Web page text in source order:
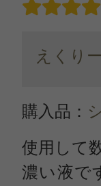
えくり
購入品：
使用して
濃い液で